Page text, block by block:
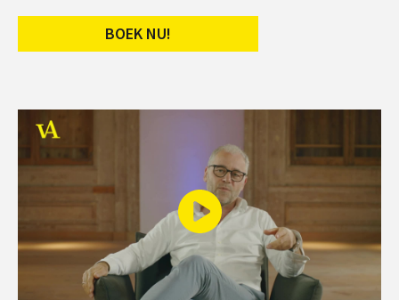
BOEK NU!
Play
Video